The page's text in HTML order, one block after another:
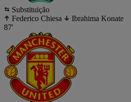
Substituição
Federico Chiesa
Ibrahima Konate
87'